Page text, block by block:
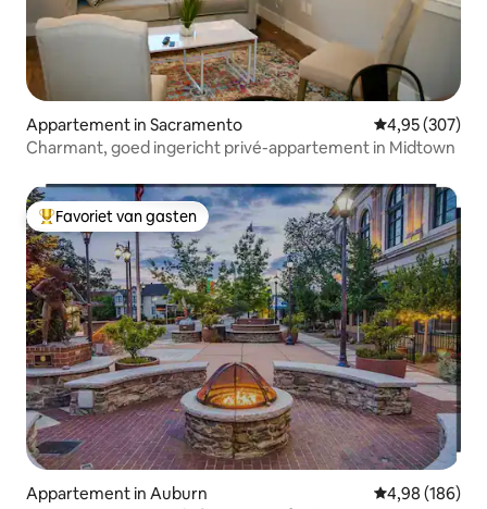
Appartement in Sacramento Gemiddelde
4,95 (307)
Charmant, goed ingericht privé-appartement in Midtown
Topfavoriet van gasten
Favoriet van gasten
Appartement in Auburn Gemiddelde
4,98 (186)